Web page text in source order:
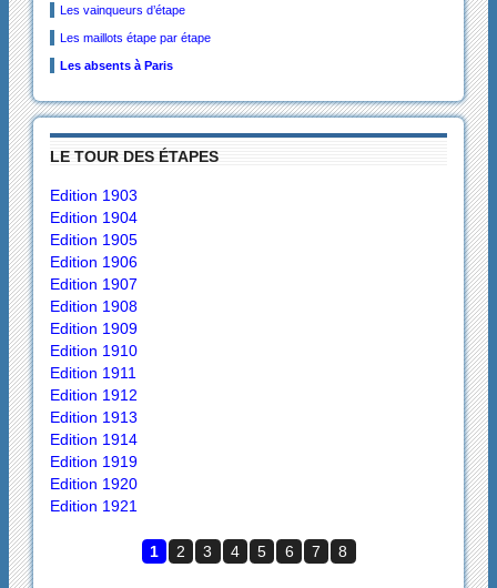
Les vainqueurs d’étape
Les maillots étape par étape
Les absents à Paris
LE TOUR DES ÉTAPES
Edition 1903
Edition 1904
Edition 1905
Edition 1906
Edition 1907
Edition 1908
Edition 1909
Edition 1910
Edition 1911
Edition 1912
Edition 1913
Edition 1914
Edition 1919
Edition 1920
Edition 1921
1 2 3 4 5 6 7 8